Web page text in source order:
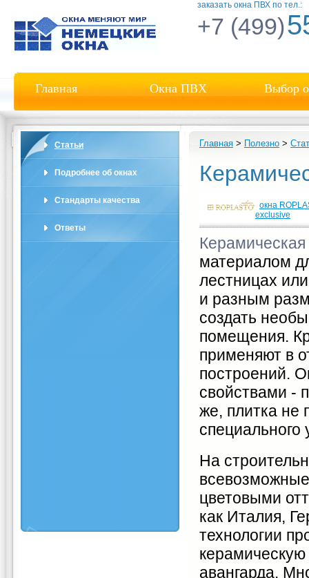
заказать окна ПВХ по тел.:
+7 (499)
Главная Окна ПВХ Выбор
Статьи
Подробнее об окнах
Стандарты качества
Ответы
Главная > Полезно >
окна
exclusive
Керамическая
материалом
лестницах
и разным
создать
помещения.
применяют в
построений.
свойствами -
же, плитка не
специального
На
цветовыми
как Италия,
технологии
керамическую
авангарда.